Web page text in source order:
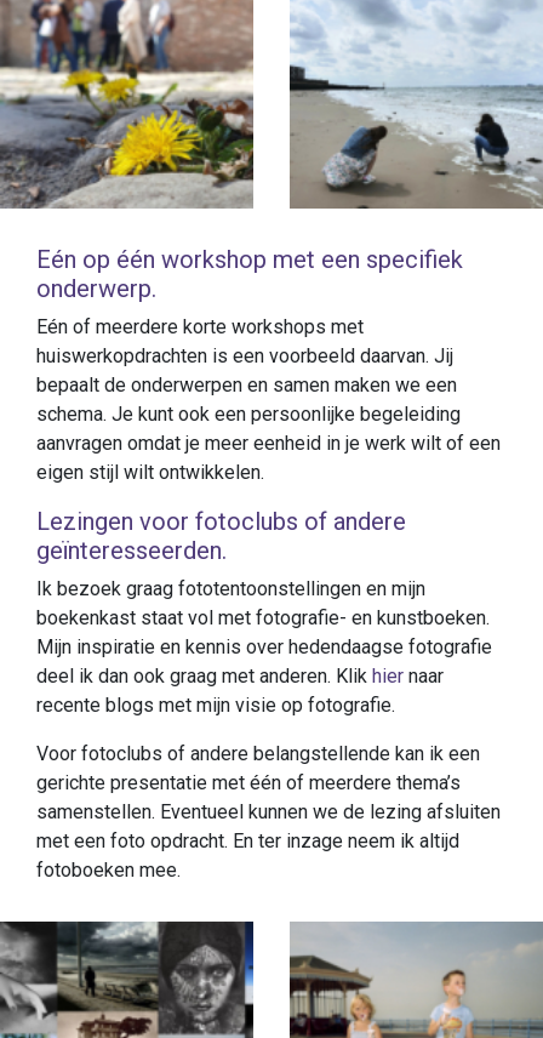
Eén op één workshop met een specifiek
onderwerp.
Eén of meerdere korte workshops met
huiswerkopdrachten is een voorbeeld daarvan. Jij
bepaalt de onderwerpen en samen maken we een
schema. Je kunt ook een persoonlijke begeleiding
aanvragen omdat je meer eenheid in je werk wilt of een
eigen stijl wilt ontwikkelen.
Lezingen voor fotoclubs of andere
geïnteresseerden.
Ik bezoek graag fototentoonstellingen en mijn
boekenkast staat vol met fotografie- en kunstboeken.
Mijn inspiratie en kennis over hedendaagse fotografie
deel ik dan ook graag met anderen. Klik hier naar
recente blogs met mijn visie op fotografie.
Voor fotoclubs of andere belangstellende kan ik een
gerichte presentatie met één of meerdere thema’s
samenstellen. Eventueel kunnen we de lezing afsluiten
met een foto opdracht. En ter inzage neem ik altijd
fotoboeken mee.